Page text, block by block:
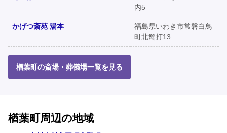
内5
かげつ斎苑 湯本
福島県いわき市常磐白鳥
町北蟹打13
楢葉町の斎場・葬儀場一覧を見る
楢葉町周辺の地域